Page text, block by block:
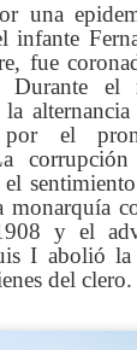
una
infante
fue
Durante el
alternancia
por el
monarquía
y el
I abolió la
del clero.